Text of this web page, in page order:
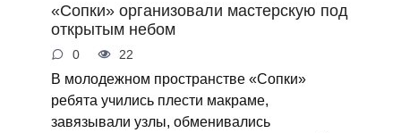
«Сопки» организовали мастерскую под
открытым небом
0 22
В молодежном пространстве «Сопки»
ребята учились плести макраме,
завязывали узлы, обменивались